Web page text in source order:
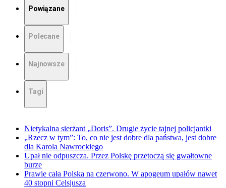
Powiązane
Polecane
Najnowsze
Tagi
Nietykalna sierżant „Doris”. Drugie życie tajnej policjantki
„Rzecz w tym”: To, co nie jest dobre dla państwa, jest dobre
dla Karola Nawrockiego
Upał nie odpuszcza. Przez Polskę przetoczą się gwałtowne
burze
Prawie cała Polska na czerwono. W apogeum upałów nawet
40 stopni Celsjusza